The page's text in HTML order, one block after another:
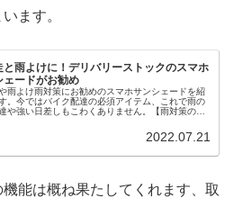
ます。
と雨よけに！デリバリーストックのスマホ
ェードがお勧め
雨よけ雨対策にお勧めのスマホサンシェードを紹
。今ではバイク配達の必須アイテム、これで雨の
や強い日差しもこわくありません。【雨対策のス
2022.07.21
能は概ね果たしてくれます、取